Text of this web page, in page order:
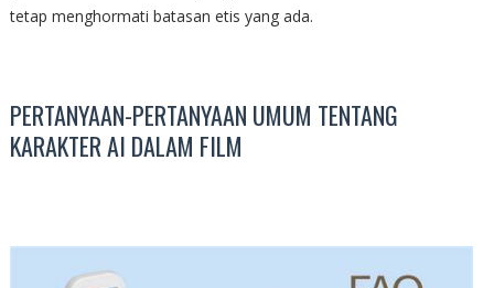
tetap menghormati batasan etis yang ada.
PERTANYAAN-PERTANYAAN UMUM TENTANG
KARAKTER AI DALAM FILM